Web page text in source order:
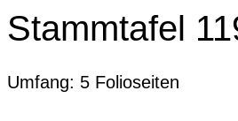
Stammtafel
Umfang: 5 Folioseiten